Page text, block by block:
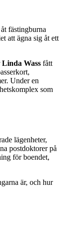
fästingburna
att ägna sig åt ett
Linda Wass fått
Under en
som
lägenheter,
postdoktorer på
för boendet,
är, och hur